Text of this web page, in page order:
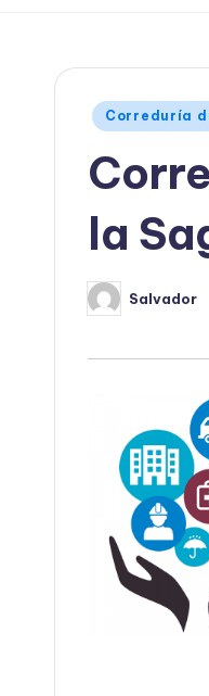
Publicado
Correduría
la
Publicado
por
Salvador